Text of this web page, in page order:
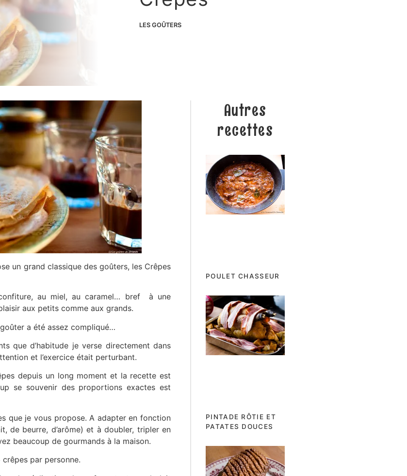
LES GOÛTERS
un grand classique des goûters, les Crêpes
au miel, au caramel… bref à une
aux petits comme aux grands.
a été assez compliqué…
que d’habitude je verse directement dans
et l’exercice était perturbant.
depuis un long moment et la recette est
se souvenir des proportions exactes est
que je vous propose. A adapter en fonction
de beurre, d’arôme) et à doubler, tripler en
beaucoup de gourmands à la maison.
par personne.
Autres
recettes
POULET CHASSEUR
PINTADE RÔTIE ET
PATATES DOUCES